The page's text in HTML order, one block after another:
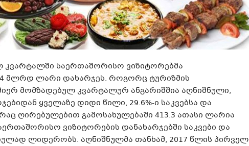
კვარტალში საერთაშორისო ვიზიტორებმა
მლრდ ლარი დახარჯეს. როგორც ტურიზმის
მომზადებულ კვარტალურ ანგარიშშია აღნიშნული,
ყველაზე დიდი წილი, 29.6%-ი საკვებსა და
ღირებულებით გამოსახულებაში 413.3 ათასი ლარია
ვიზიტორების დანახარჯებში საკვები და
ლიდერობს. აღნიშნულმა თანხამ, 2017 წლის პირველ